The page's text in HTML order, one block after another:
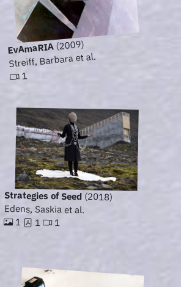
EvAmaRIA(2009)
Streiff, Barbara et al.
1
Strategies of Seed(2018)
Edens, Saskia et al.
1 1 1